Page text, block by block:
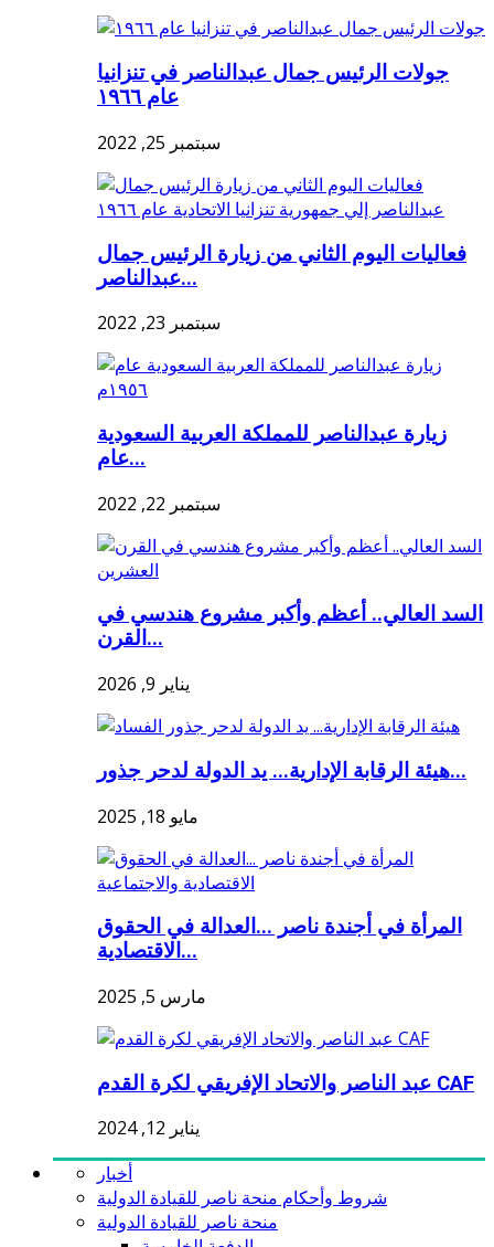
جولات الرئيس جمال عبدالناصر في تنزانيا
عام ١٩٦٦
سبتمبر 25, 2022
فعاليات اليوم الثاني من زيارة الرئيس جمال
عبدالناصر...
سبتمبر 23, 2022
زيارة عبدالناصر للمملكة العربية السعودية
عام...
سبتمبر 22, 2022
السد العالي.. أعظم وأكبر مشروع هندسي في
القرن...
يناير 9, 2026
هيئة الرقابة الإدارية... يد الدولة لدحر جذور...
مايو 18, 2025
المرأة في أجندة ناصر ...العدالة في الحقوق
الاقتصادية...
مارس 5, 2025
عبد الناصر والاتحاد الإفريقي لكرة القدم CAF
يناير 12, 2024
أخبار
شروط وأحكام منحة ناصر للقيادة الدولية
منحة ناصر للقيادة الدولية